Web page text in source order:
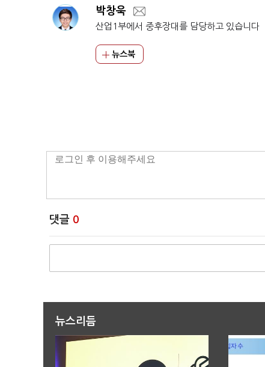
박창욱
산업1부에서 중후장대를 담당하고 있습니다
뉴스북
댓글 0
뉴스리듬